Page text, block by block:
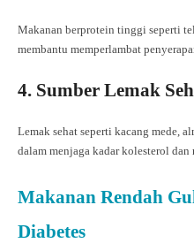
Makanan berprotein tinggi seperti
membantu memperlambat
4. Sumber Lemak
Lemak sehat seperti kacang mede,
dalam menjaga kadar kolesterol
Makanan Rendah
Diabetes